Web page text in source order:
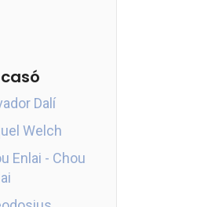
Dalí
Welch
Enlai - Chou